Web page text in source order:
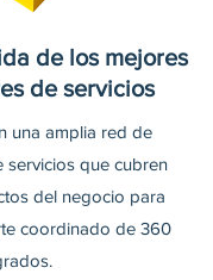
de los mejores
de servicios
una amplia red de
servicios que cubren
del negocio para
coordinado de 360